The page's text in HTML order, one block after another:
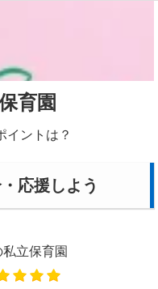
育園
イントは？
応援しよう
立保育園